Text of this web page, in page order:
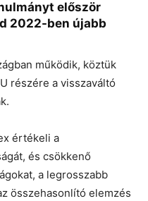
először
2022-ben újabb
működik, köztük
részére a visszaváltó
értékeli a
és csökkenő
a legrosszabb
összehasonlító elemzés